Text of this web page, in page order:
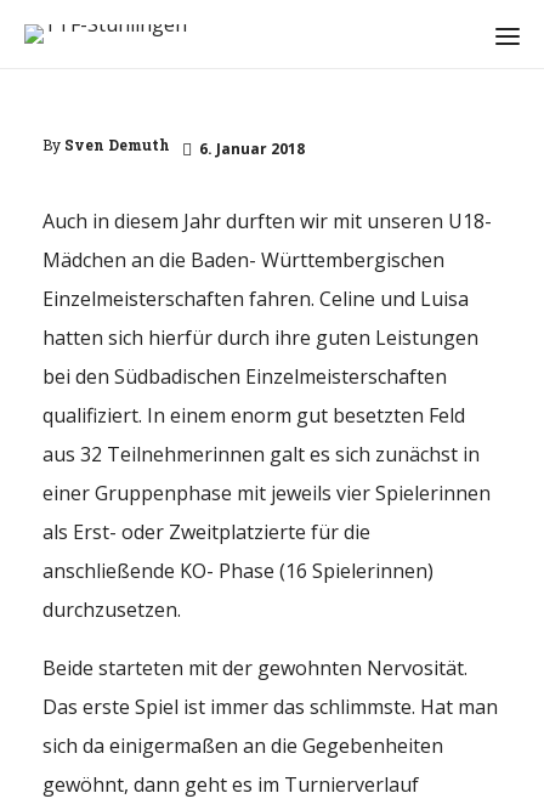
By Sven Demuth 6. Januar 2018
Auch in diesem Jahr durften wir mit unseren U18-
Mädchen an die Baden- Württembergischen
Einzelmeisterschaften fahren. Celine und Luisa
hatten sich hierfür durch ihre guten Leistungen
bei den Südbadischen Einzelmeisterschaften
qualifiziert. In einem enorm gut besetzten Feld
aus 32 Teilnehmerinnen galt es sich zunächst in
einer Gruppenphase mit jeweils vier Spielerinnen
als Erst- oder Zweitplatzierte für die
anschließende KO- Phase (16 Spielerinnen)
durchzusetzen.
Beide starteten mit der gewohnten Nervosität.
Das erste Spiel ist immer das schlimmste. Hat man
sich da einigermaßen an die Gegebenheiten
gewöhnt, dann geht es im Turnierverlauf